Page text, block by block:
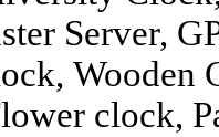
Server,
Wooden
clock,